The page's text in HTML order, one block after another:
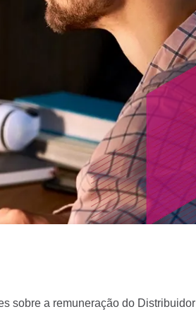
sobre a remuneração do Distribuidor